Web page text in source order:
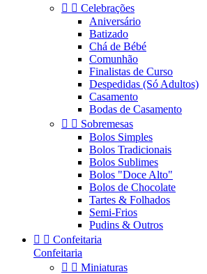
  Celebrações
Aniversário
Batizado
Chá de Bébé
Comunhão
Finalistas de Curso
Despedidas (Só Adultos)
Casamento
Bodas de Casamento
  Sobremesas
Bolos Simples
Bolos Tradicionais
Bolos Sublimes
Bolos "Doce Alto"
Bolos de Chocolate
Tartes & Folhados
Semi-Frios
Pudins & Outros
  Confeitaria
Confeitaria
  Miniaturas